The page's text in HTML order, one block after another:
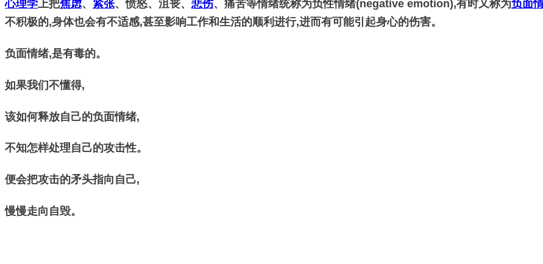
心理学上把焦虑、 紧张、愤怒、沮丧、 悲伤、痛苦等情绪统称为负性情绪(negative emotion),有时又称为负面
不积极的,身体也会有不适感,甚至影响工作和生活的顺利进行,进而有可能引起身心的伤害。
负面情绪,是有毒的。
如果我们不懂得,
该如何释放自己的负面情绪,
不知怎样处理自己的攻击性。
便会把攻击的矛头指向自己,
慢慢走向自毁。